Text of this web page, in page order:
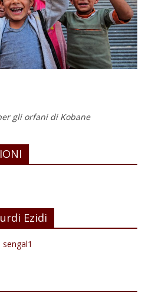
gli orfani di Kobane
Ezidi